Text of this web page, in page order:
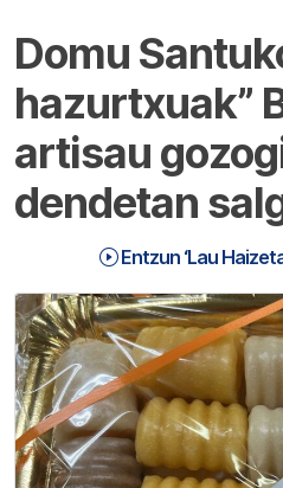
Domu
hazurtxuak”
artisau
dendetan
Entzun ‘Lau